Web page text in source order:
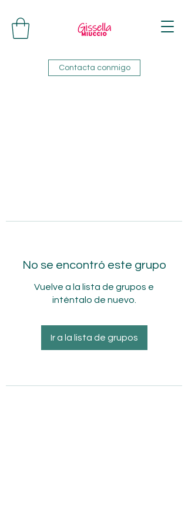
Contacta conmigo
No se encontró este grupo
Vuelve a la lista de grupos e
inténtalo de nuevo.
Ir a la lista de grupos